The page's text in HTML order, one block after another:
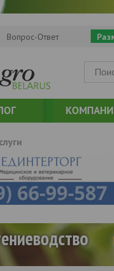
Вопрос-Ответ